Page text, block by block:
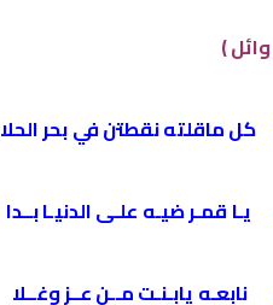
)
ماقلته نقطتن في بحر الحلا
قمـر ضيـه علـى الدنيـا بــدا
يابـنـت مــن عــز وغــلا